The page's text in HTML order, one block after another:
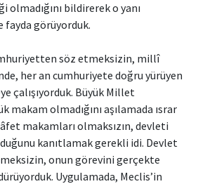
bildirerek o yanı
görüyorduk.
söz etmeksizin, millî
her an cumhuriyete doğru yürüyen
çalışıyorduk. Büyük Millet
makam olmadığını aşılamada ısrar
makamları olmaksızın, devleti
kanıtlamak gerekli idi. Devlet
onun görevini gerçekte
Uygulamada, Meclis’in